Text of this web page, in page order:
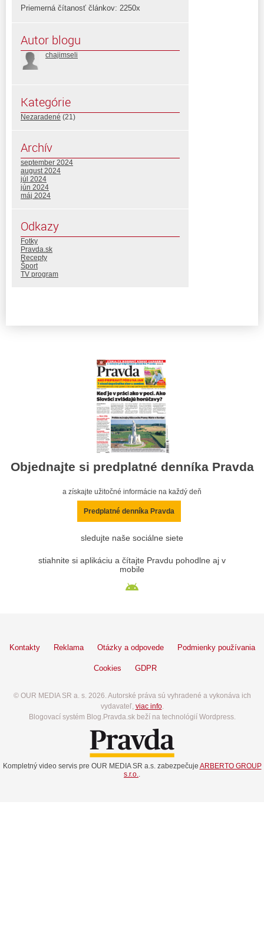
Priemerná čítanosť článkov: 2250x
Autor blogu
chajimseli
Kategórie
Nezaradené (21)
Archív
september 2024
august 2024
júl 2024
jún 2024
máj 2024
Odkazy
Fotky
Pravda.sk
Recepty
Šport
TV program
Objednajte si predplatné denníka Pravda
a získajte užitočné informácie na každý deň
Predplatné denníka Pravda
sledujte naše sociálne siete
stiahnite si aplikáciu a čítajte Pravdu pohodlne aj v
mobile
Kontakty Reklama Otázky a odpovede Podmienky používania
Cookies GDPR
© OUR MEDIA SR a. s. 2026. Autorské práva sú vyhradené a vykonáva ich
vydavateľ, viac info.
Blogovací systém Blog.Pravda.sk beží na technológií Wordpress.
Kompletný video servis pre OUR MEDIA SR a.s. zabezpečuje ARBERTO GROUP
s.r.o.